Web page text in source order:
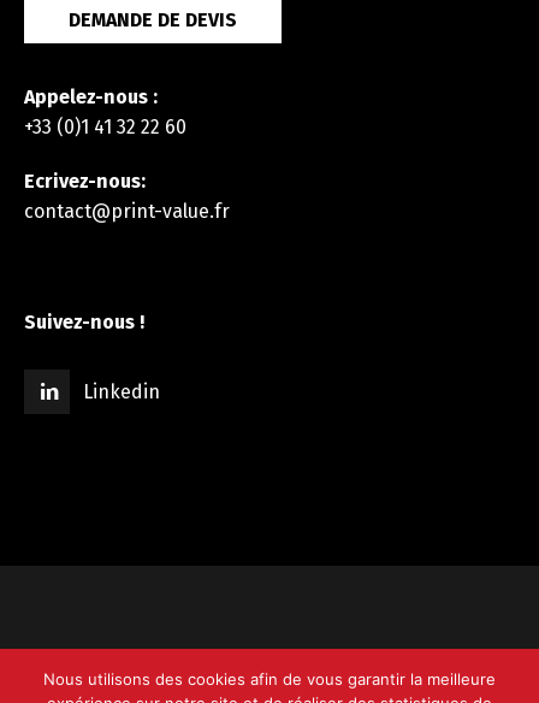
DEMANDE DE DEVIS
Appelez-nous :
+33 (0)1 41 32 22 60
Ecrivez-nous:
contact@print-value.fr
Suivez-nous !
Linkedin
Nous utilisons des cookies afin de vous garantir la meilleure